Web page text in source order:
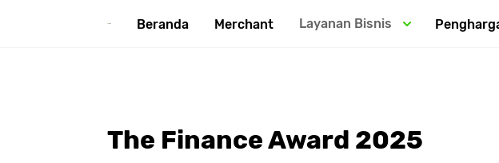
Beranda Merchant Layanan Bisnis
The Finance Award 2025